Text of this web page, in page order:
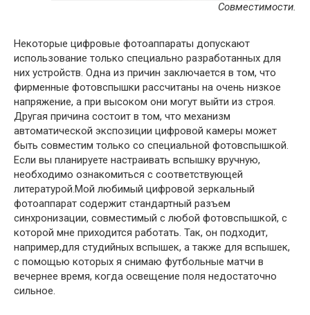
Совместимости.
Некоторые цифровые фотоаппараты допускают
использование только специально разработанных для
них устройств. Одна из причин заключается в том, что
фирменные фотовспышки рассчитаны на очень низкое
напряжение, а при высоком они могут выйти из строя.
Другая причина состоит в том, что механизм
автоматической экспозиции цифровой камеры может
быть совместим только со специальной фотовспышкой.
Если вы планируете настраивать вспышку вручную,
необходимо ознакомиться с соответствующей
литературой.Мой любимый цифровой зеркальный
фотоаппарат содержит стандартный разъем
синхронизации, совместимый с любой фотовспышкой, с
которой мне приходится работать. Так, он подходит,
например,для студийных вспышек, а также для вспышек,
с помощью которых я снимаю футбольные матчи в
вечернее время, когда освещение поля недостаточно
сильное.